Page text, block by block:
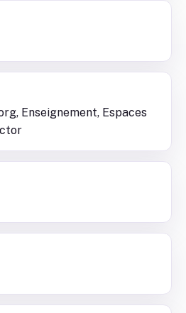
Enseignement, Espaces